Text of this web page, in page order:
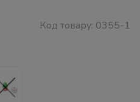
Код товару: 0355-1